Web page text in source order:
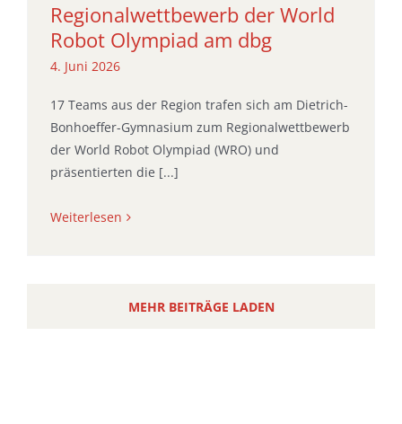
Regionalwettbewerb der World
Robot Olympiad am dbg
4. Juni 2026
17 Teams aus der Region trafen sich am Dietrich-
Bonhoeffer-Gymnasium zum Regionalwettbewerb
der World Robot Olympiad (WRO) und
präsentierten die [...]
Weiterlesen
MEHR BEITRÄGE LADEN